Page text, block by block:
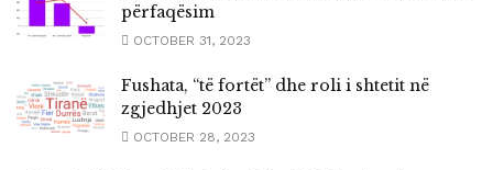
përfaqësim
OCTOBER 31, 2023
Fushata, “të fortët” dhe roli i shtetit në
zgjedhjet 2023
OCTOBER 28, 2023